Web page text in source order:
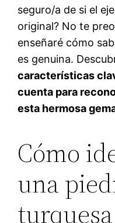
seguro/a de si el
original? No te
enseñaré cómo
es genuina.
características
cuenta para
esta hermosa
Cómo
una